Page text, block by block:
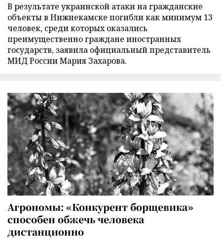
В результате украинской атаки на гражданские
объекты в Нижнекамске погибли как минимум 13
человек, среди которых оказались
преимущественно граждане иностранных
государств, заявила официальный представитель
МИД России Мария Захарова.
Агрономы: «Конкурент борщевика»
способен обжечь человека
дистанционно